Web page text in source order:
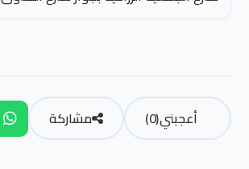
أعجبني(
0
) مشاركة